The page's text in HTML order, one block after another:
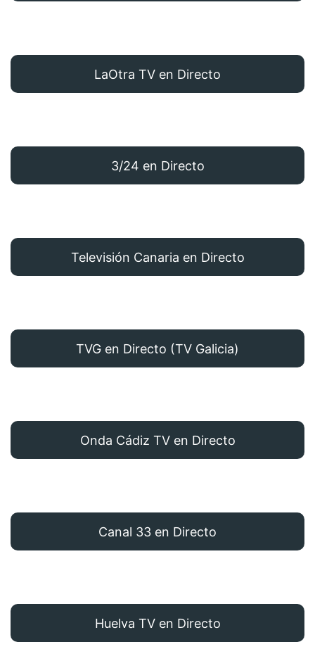
LaOtra TV en Directo
3/24 en Directo
Televisión Canaria en Directo
TVG en Directo (TV Galicia)
Onda Cádiz TV en Directo
Canal 33 en Directo
Huelva TV en Directo